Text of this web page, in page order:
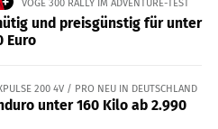
und preisgünstig für unter
Euro
200 4V / PRO NEU IN DEUTSCHLAND
unter 160 Kilo ab 2.990